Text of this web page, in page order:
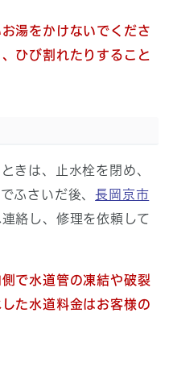
湯をかけないでくださ
ひび割れたりすること
きは、止水栓を閉め、
ふさいだ後、長岡京市
連絡し、修理を依頼して
で水道管の凍結や破裂
た水道料金はお客様の